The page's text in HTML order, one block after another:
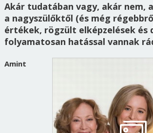
Akár tudatában vagy, akár nem,
a nagyszülőktől (és még
értékek, rögzült elképzelések és
folyamatosan hatással vannak
Amint